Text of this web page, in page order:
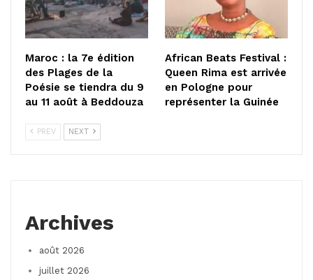
Maroc : la 7e édition
des Plages de la
Poésie se tiendra du 9
au 11 août à Beddouza
African Beats Festival :
Queen Rima est arrivée
en Pologne pour
représenter la Guinée
PREV NEXT
Archives
août 2026
juillet 2026